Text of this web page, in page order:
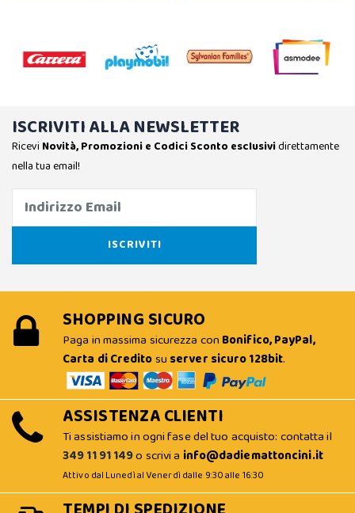
ISCRIVITI ALLA NEWSLETTER
Ricevi Novità, Promozioni e Codici Sconto esclusividirettamente
nella tua email!
SHOPPING SICURO
Paga in massima sicurezza con Bonifico, PayPal,
Carta di Creditosu server sicuro 128bit.
ASSISTENZA CLIENTI
Ti assistiamo in ogni fase del tuo acquisto: contatta il
349 11 91 149o scrivi a info@dadiemattoncini.it
Attivo dal Lunedì al Venerdì dalle 9:30 alle 16:30